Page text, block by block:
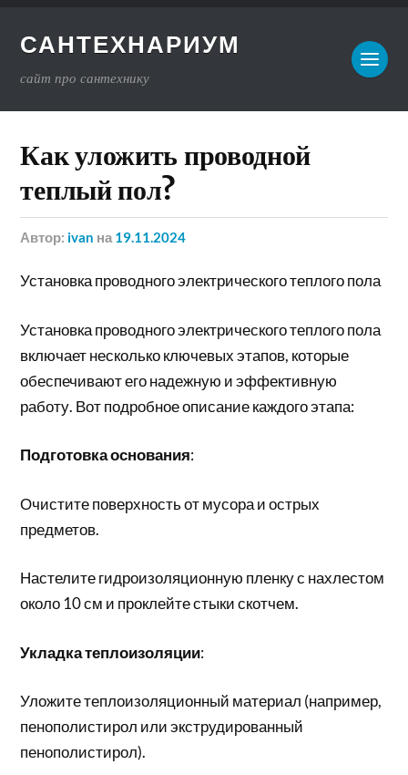
САНТЕХНАРИУМ
сайт про сантехнику
Как уложить проводной
теплый пол?
Автор: ivan на 19.11.2024
Установка проводного электрического теплого пола
Установка проводного электрического теплого пола
включает несколько ключевых этапов, которые
обеспечивают его надежную и эффективную
работу. Вот подробное описание каждого этапа:
Подготовка основания:
Очистите поверхность от мусора и острых
предметов.
Настелите гидроизоляционную пленку с нахлестом
около 10 см и проклейте стыки скотчем.
Укладка теплоизоляции:
Уложите теплоизоляционный материал (например,
пенополистирол или экструдированный
пенополистирол).